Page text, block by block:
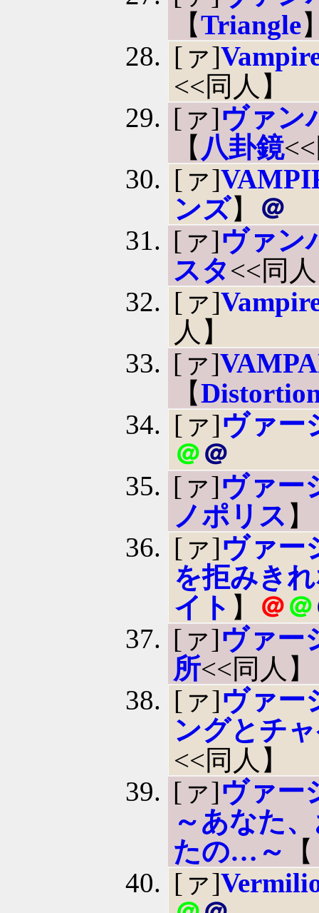
【Triangle
[ァ]
<<同人】
[ァ]ヴァン
【 八卦鏡
[ァ]
ンズ】
＠
[ァ]ヴァン
スタ<<同
[ァ]
人】
[ァ]
【
[ァ]ヴァー
＠＠
[ァ]ヴァー
ノポリス 】
[ァ]ヴァー
を拒みき
イト 】 ＠＠
[ァ]ヴァー
所<<同人】
[ァ]ヴァー
ングとチ
<<同人】
[ァ]ヴァー
～あなた
たの…～
【
[ァ]